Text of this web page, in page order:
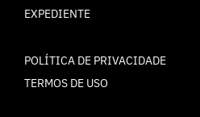
EXPEDIENTE
POLÍTICA DE PRIVACIDADE
TERMOS DE USO